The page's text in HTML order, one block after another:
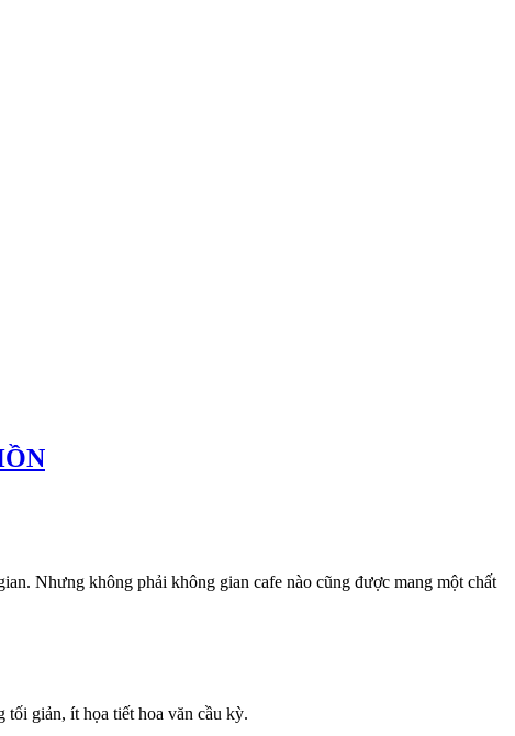
Nhưng không phải không gian cafe nào cũng được mang một chất
tối giản, ít họa tiết hoa văn cầu kỳ.